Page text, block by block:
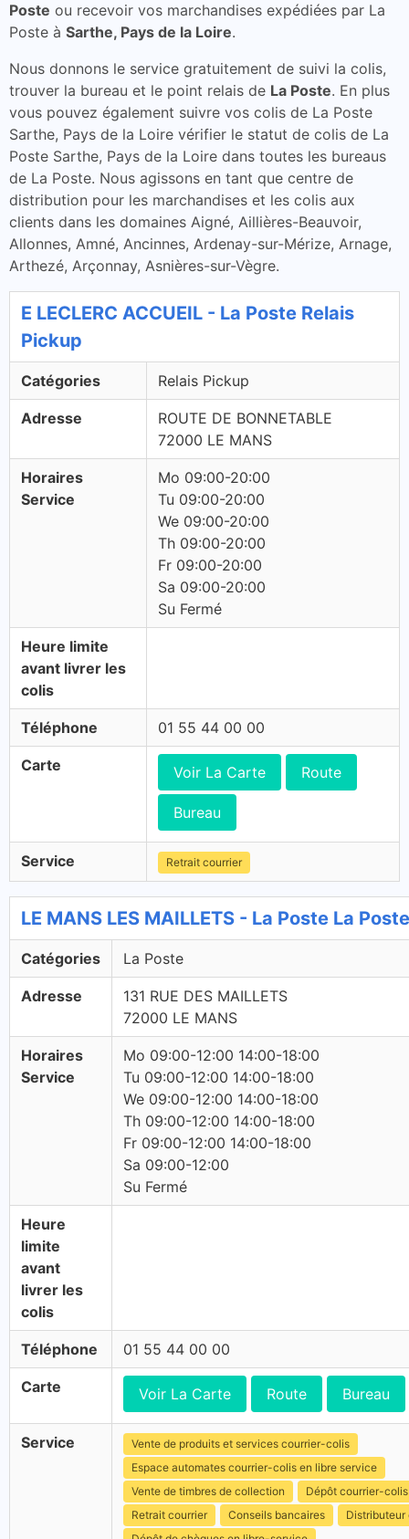
Poste ou recevoir vos marchandises expédiées par La
Poste à Sarthe, Pays de la Loire.
Nous donnons le service gratuitement de suivi la colis,
trouver la bureau et le point relais de La Poste. En plus
vous pouvez également suivre vos colis de La Poste
Sarthe, Pays de la Loire vérifier le statut de colis de La
Poste Sarthe, Pays de la Loire dans toutes les bureaus
de La Poste. Nous agissons en tant que centre de
distribution pour les marchandises et les colis aux
clients dans les domaines Aigné, Aillières-Beauvoir,
Allonnes, Amné, Ancinnes, Ardenay-sur-Mérize, Arnage,
Arthezé, Arçonnay, Asnières-sur-Vègre.
E LECLERC ACCUEIL - La Poste Relais
Pickup
Catégories Relais Pickup
Adresse
ROUTE DE BONNETABLE
72000 LE MANS
Horaires
Service
Mo 09:00-20:00
Tu 09:00-20:00
We 09:00-20:00
Th 09:00-20:00
Fr 09:00-20:00
Sa 09:00-20:00
Su Fermé
Heure limite
avant livrer les
colis
Téléphone 01 55 44 00 00
Carte Voir La Carte Route
Bureau
Service Retrait courrier
LE MANS LES MAILLETS - La Poste La Poste
Catégories La Poste
Adresse
131 RUE DES MAILLETS
72000 LE MANS
Horaires
Service
Mo 09:00-12:00 14:00-18:00
Tu 09:00-12:00 14:00-18:00
We 09:00-12:00 14:00-18:00
Th 09:00-12:00 14:00-18:00
Fr 09:00-12:00 14:00-18:00
Sa 09:00-12:00
Su Fermé
Heure
limite
avant
livrer les
colis
Téléphone 01 55 44 00 00
Carte Voir La Carte Route Bureau
Service
Vente de produits et services courrier-colis
Espace automates courrier-colis en libre service
Vente de timbres de collection
Dépôt courrier-colis
Retrait courrier
Conseils bancaires
Distributeur